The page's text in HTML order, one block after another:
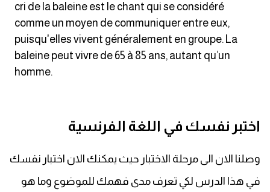
كلمات بحرف s
كلمات بحرف w
cri de la baleine est le chant qui se considéré
comme un moyen de communiquer entre eux,
puisqu'elles vivent généralement en groupe. La
baleine peut vivre de 65 à 85 ans, autant qu’un
homme.
اختبر نفسك في اللغة الفرنسية
وصلنا الان الى مرحلة الاختبار حيث يمكنك الان اختبار نفسك
في هذا الدرس لكي تعرف مدى فهمك للموضوع وما هو